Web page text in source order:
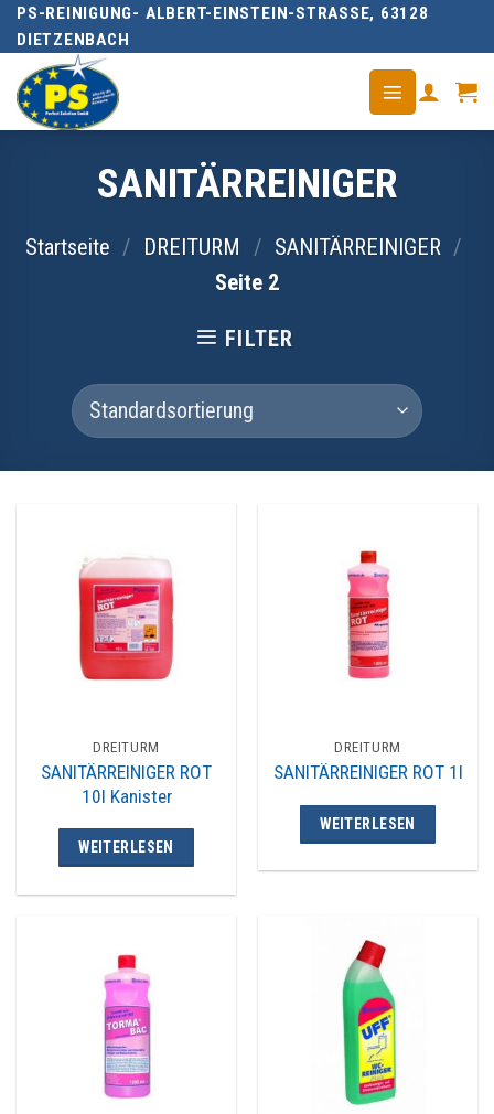
Skip
to
content
PS-REINIGUNG- ALBERT-EINSTEIN-STRASSE, 63128 D
IETZENBACH
SANITÄRREINIGER
Startseite / DREITURM / SANITÄRREINIGER /
Seite 2
FILTER
DREITURM
SANITÄRREINIGER ROT
10l Kanister
WEITERLESEN
DREITURM
SANITÄRREINIGER ROT 1l
WEITERLESEN